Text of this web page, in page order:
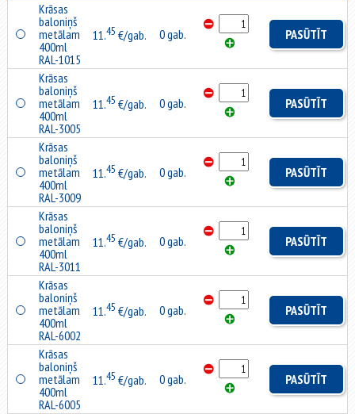
Krāsas
baloniņš
metālam
400ml
RAL-1015
11.45 €/gab. 0 gab. PASŪTĪT
Krāsas
baloniņš
metālam
400ml
RAL-3005
11.45 €/gab. 0 gab. PASŪTĪT
Krāsas
baloniņš
metālam
400ml
RAL-3009
11.45 €/gab. 0 gab. PASŪTĪT
Krāsas
baloniņš
metālam
400ml
RAL-3011
11.45 €/gab. 0 gab. PASŪTĪT
Krāsas
baloniņš
metālam
400ml
RAL-6002
11.45 €/gab. 0 gab. PASŪTĪT
Krāsas
baloniņš
metālam
400ml
RAL-6005
11.45 €/gab. 0 gab. PASŪTĪT